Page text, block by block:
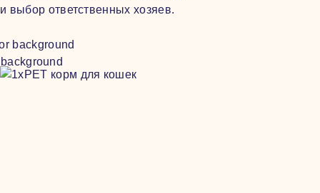
и выбор ответственных хозяев.